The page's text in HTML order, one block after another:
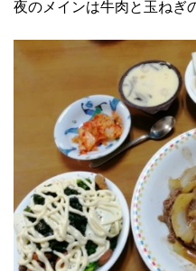
夜のメインは牛肉と玉ねぎ